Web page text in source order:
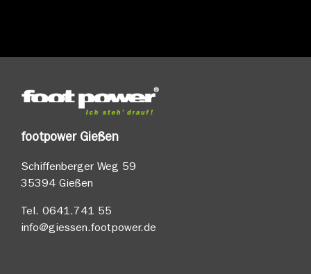
footpower Gießen
Schiffenberger Weg 59
35394 Gießen
Tel. 0641.741 55
info@giessen.footpower.de